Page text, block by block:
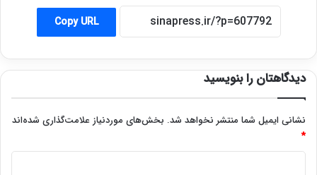
Copy URL
دیدگاهتان را بنویسید
نشانی ایمیل شما منتشر نخواهد شد. بخش‌های موردنیاز علامت‌گذاری شده‌اند
*